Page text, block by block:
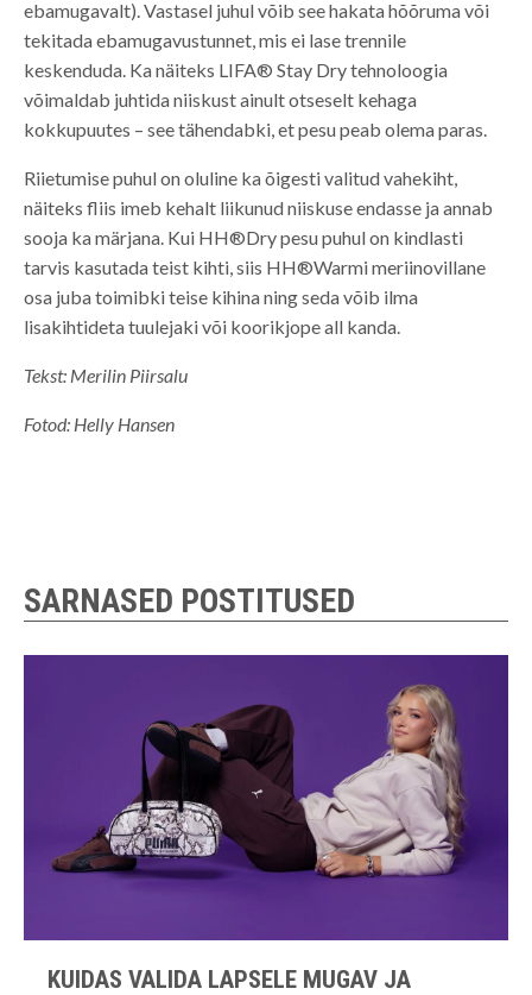
ebamugavalt). Vastasel juhul võib see hakata hõõruma või
tekitada ebamugavustunnet, mis ei lase trennile
keskenduda. Ka näiteks LIFA® Stay Dry tehnoloogia
võimaldab juhtida niiskust ainult otseselt kehaga
kokkupuutes – see tähendabki, et pesu peab olema paras.
Riietumise puhul on oluline ka õigesti valitud vahekiht,
näiteks fliis imeb kehalt liikunud niiskuse endasse ja annab
sooja ka märjana. Kui HH®Dry pesu puhul on kindlasti
tarvis kasutada teist kihti, siis HH®Warmi meriinovillane
osa juba toimibki teise kihina ning seda võib ilma
lisakihtideta tuulejaki või koorikjope all kanda.
Tekst: Merilin Piirsalu
Fotod: Helly Hansen
SARNASED POSTITUSED
KUIDAS VALIDA LAPSELE MUGAV JA